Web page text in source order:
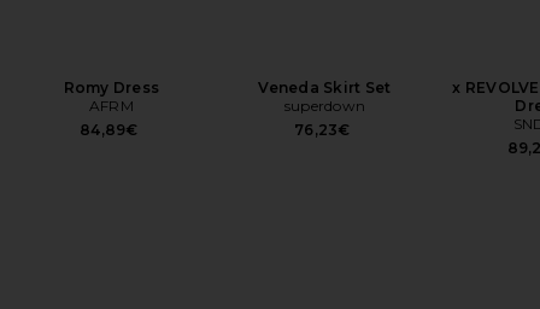
Romy Dress
AFRM
84,89€
Veneda Skirt Set
superdown
76,23€
x